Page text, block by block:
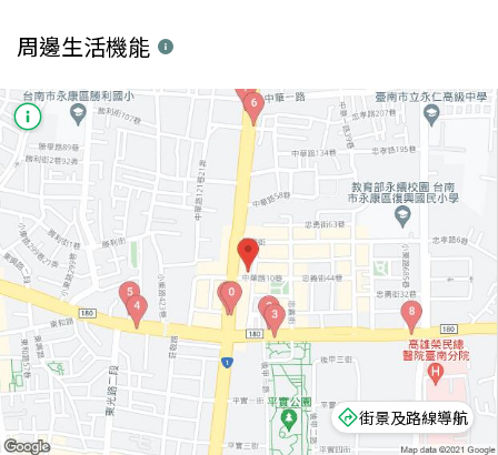
周邊生活機能
街景及路線導航